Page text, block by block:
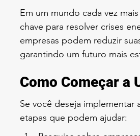
Em um mundo cada vez
chave para resolver crises
empresas podem reduzir
garantindo um futuro mais
Como Começar a
Se você deseja implementar
etapas que podem ajudar: